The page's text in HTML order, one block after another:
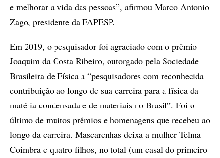
e melhorar a vida das pessoas”, afirmou Marco Antonio
Zago, presidente da FAPESP.
Em 2019, o pesquisador foi agraciado com o prêmio
Joaquim da Costa Ribeiro, outorgado pela Sociedade
Brasileira de Física a “pesquisadores com reconhecida
contribuição ao longo de sua carreira para a física da
matéria condensada e de materiais no Brasil”. Foi o
último de muitos prêmios e homenagens que recebeu ao
longo da carreira. Mascarenhas deixa a mulher Telma
Coimbra e quatro filhos, no total (um casal do primeiro